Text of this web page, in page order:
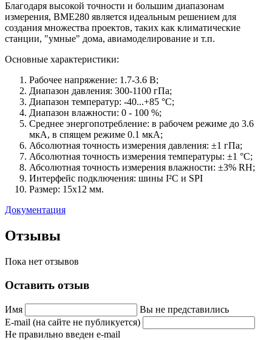
Благодаря высокой точности и большим диапазонам
измерения, BME280 является идеальным решением для
создания множества проектов, таких как климатические
станции, "умные" дома, авиамоделирование и т.п.
Основные характеристики:
Рабочее напряжение: 1.7-3.6 В;
Диапазон давления: 300-1100 гПа;
Диапазон температур: -40...+85 °C;
Диапазон влажности: 0 - 100 %;
Среднее энергопотребление: в рабочем режиме до 3.6
мкА, в спящем режиме 0.1 мкА;
Абсолютная точность измерения давления: ±1 гПа;
Абсолютная точность измерения температуры: ±1 °C;
Абсолютная точность измерения влажности: ±3% RH;
Интерфейс подключения: шины I²C и SPI
Размер: 15х12 мм.
Документация
Отзывы
Пока нет отзывов
Оставить отзыв
Имя
Вы не представились
E-mail (на сайте не публикуется)
Не правильно введен e-mail